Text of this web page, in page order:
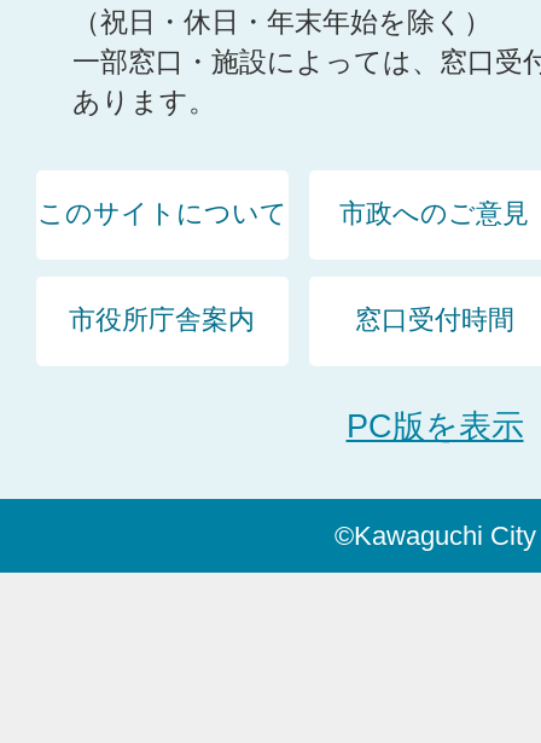
（祝日・休日・年末年始を除く）
一部窓口・施設によっては、窓口受
あります。
このサイトについて 市政へのご意見
市役所庁舎案内 窓口受付時間
PC版を表示
©Kawaguchi City